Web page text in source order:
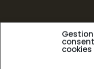
cookies